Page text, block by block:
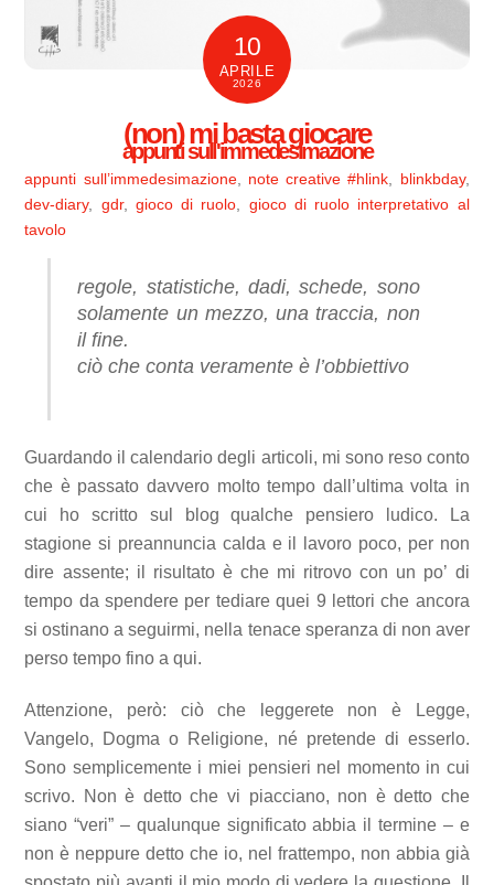
10
APRILE
2026
(non) mi basta giocare
appunti sull'immedesimazione
appunti sull’immedesimazione, note creative #hlink blinkbday,
dev-diary, gdr, gioco di ruolo
gioco di ruolo interpretativo al
tavolo
regole, statistiche, dadi, schede, sono
solamente un mezzo, una traccia, non
il fine.
ciò che conta veramente è l’obbiettivo
Guardando il calendario degli articoli, mi sono reso conto
che è passato davvero molto tempo dall’ultima volta in
cui ho scritto sul blog qualche pensiero ludico. La
stagione si preannuncia calda e il lavoro poco, per non
dire assente; il risultato è che mi ritrovo con un po’ di
tempo da spendere per tediare quei 9 lettori che ancora
si ostinano a seguirmi, nella tenace speranza di non aver
perso tempo fino a qui.
Attenzione, però: ciò che leggerete non è Legge,
Vangelo, Dogma o Religione, né pretende di esserlo.
Sono semplicemente i miei pensieri nel momento in cui
scrivo. Non è detto che vi piacciano, non è detto che
siano “veri” – qualunque significato abbia il termine – e
non è neppure detto che io, nel frattempo, non abbia già